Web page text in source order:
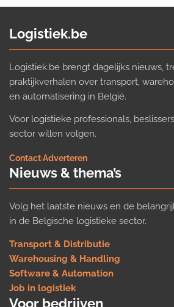
Logistiek.be
Logistiek.be brengt dagelijks nieuws,
praktijkverhalen over transport,
en automatisering in België.
Voor logistieke professionals,
sector willen volgen.
Contact·Adverteren
Nieuws & thema’s
Volg het laatste nieuws en de
in de Belgische logistieke sector.
Transport & Distributie
Warehousing & Handling
Software & Automation
Job in logistiek
Voor bedrijven